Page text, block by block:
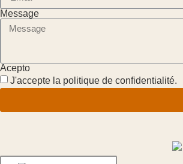
Message
Acepto
J'accepte la politique de confidentialité.